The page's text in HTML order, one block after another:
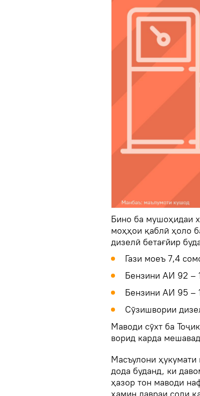
Бино ба мушоҳидаи
моҳҳои қаблӣ ҳоло
дизелӣ бетағйир
Гази моеъ 7,4
Бензини АИ 92 –
Бензини АИ 95 –
Сӯзишвории
Маводи сӯхт ба
ворид карда
Масъулони
дода буданд, ки
ҳазор тон маводи
ҳамин давраи соли